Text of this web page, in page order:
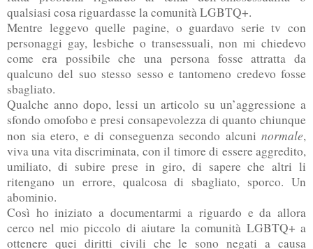
qualsiasi cosa riguardasse la comunità LGBTQ+.
Mentre leggevo quelle pagine, o guardavo serie tv con
personaggi gay, lesbiche o transessuali, non mi chiedevo
come era possibile che una persona fosse attratta da
qualcuno del suo stesso sesso e tantomeno credevo fosse
sbagliato.
Qualche anno dopo, lessi un articolo su un’aggressione a
sfondo omofobo e presi consapevolezza di quanto chiunque
non sia etero, e di conseguenza secondo alcuni normale,
viva una vita discriminata, con il timore di essere aggredito,
umiliato, di subire prese in giro, di sapere che altri li
ritengano un errore, qualcosa di sbagliato, sporco. Un
abominio.
Così ho iniziato a documentarmi a riguardo e da allora
cerco nel mio piccolo di aiutare la comunità LGBTQ+ a
ottenere quei diritti civili che le sono negati a causa